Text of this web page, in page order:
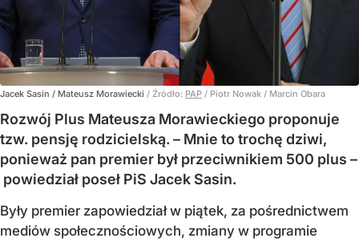
Jacek Sasin / Mateusz Morawiecki / Źródło: PAP / Piotr Nowak / Marcin Obara
Rozwój Plus Mateusza Morawieckiego proponuje
tzw. pensję rodzicielską. – Mnie to trochę dziwi,
ponieważ pan premier był przeciwnikiem 500 plus –
powiedział poseł PiS Jacek Sasin.
Były premier zapowiedział w piątek, za pośrednictwem
mediów społecznościowych, zmiany w programie